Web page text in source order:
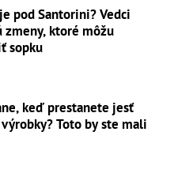
pod Santorini? Vedci
zmeny, ktoré môžu
sopku
keď prestanete jesť
Toto by ste mali